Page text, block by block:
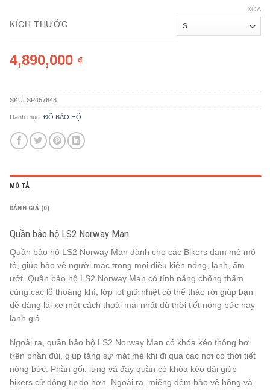
KÍCH THƯỚC
XÓA
4,890,000 ₫
SKU: SP457648
Danh mục: ĐỒ BẢO HỘ
MÔ TẢ
ĐÁNH GIÁ (0)
Quần bảo hộ LS2 Norway Man
Quần bảo hộ LS2 Norway Man dành cho các Bikers đam mê mô
tô, giúp bảo vệ người mặc trong mọi điều kiện nóng, lạnh, ẩm
ướt. Quần bảo hộ LS2 Norway Man có tính năng chống thấm
cùng các lỗ thoáng khí, lớp lót giữ nhiệt có thể tháo rời giúp bạn
dễ dàng lái xe một cách thoải mái nhất dù thời tiết nóng bức hay
lạnh giá.
Ngoài ra, quần bảo hộ LS2 Norway Man có khóa kéo thông hơi
trên phần đùi, giúp tăng sự mát mẻ khi đi qua các nơi có thời tiết
nóng bức. Phần gối, lưng và đáy quần có khóa kéo dài giúp
bikers cử động tự do hơn. Ngoài ra, miếng đệm bảo vệ hông và